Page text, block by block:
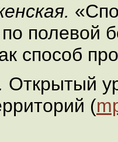
полевой
способ
Открытый
(